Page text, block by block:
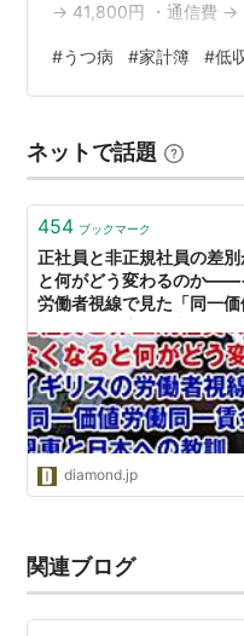
→ 41,800円 ・通信費 →
なブログ） 合計 →
・水道・光熱費 → 4,511
7,820円 ・教養費 →…
#うつ病 #家計簿 #低
ネットで話題
454 ブックマーク
正社員と非正規社員の差
と何がどう変わるのか――
労働者視線で見た「同一価
diamond.jp
関連ブログ